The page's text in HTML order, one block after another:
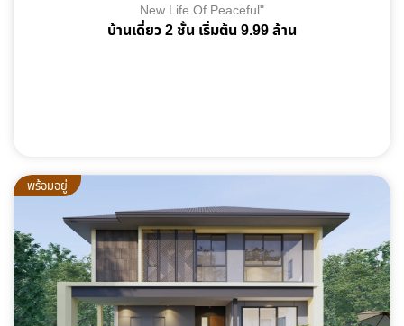
New Life Of Peaceful"
บ้านเดี่ยว 2 ชั้น เริ่มต้น 9.99 ล้าน
พร้อมอยู่